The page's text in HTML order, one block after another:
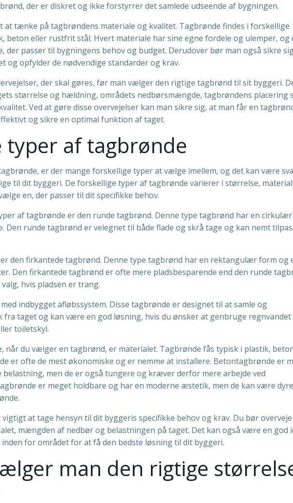
der er diskret og ikke forstyrrer det samlede udseende af bygningen.
at tænke på tagbrøndens materiale og kvalitet. Tagbrønde findes i forskellige
beton eller rustfrit stål. Hvert materiale har sine egne fordele og ulemper, og
der passer til bygningens behov og budget. Derudover bør man også sikre
og opfylder de nødvendige standarder og krav.
der skal gøres, før man vælger den rigtige tagbrønd til sit byggeri.
størrelse og hældning, områdets nedbørsmængde, tagbrøndens placering
Ved at gøre disse overvejelser kan man sikre sig, at man får en
og sikre en optimal funktion af taget.
typer af tagbrønde
er der mange forskellige typer at vælge imellem, og det kan være
til dit byggeri. De forskellige typer af tagbrønde varierer i størrelse,
en, der passer til dit specifikke behov.
af tagbrønde er den runde tagbrønd. Denne type tagbrønd har en
Den runde tagbrønd er velegnet til både flade og skrå tage og kan nemt
den firkantede tagbrønd. Denne type tagbrønd har en rektangulær form og
Den firkantede tagbrønd er ofte mere pladsbesparende end den runde
hvis pladsen er trang.
indbygget afløbssystem. Disse tagbrønde er designet til at samle og
taget og kan være en god løsning, hvis du ønsker at genbruge regnvandet
toiletskyl.
når du vælger en tagbrønd, er materialet. Tagbrønde fås typisk i plastik,
er ofte de mest økonomiske og er nemme at installere. Betontagbrønde er
men de er også tungere og kræver derfor mere arbejde ved
er meget holdbare og har en moderne æstetik, men de kan være
at tage hensyn til dit byggeris specifikke behov og krav. Du bør overveje
mængden af nedbør og belastningen på taget. Det kan også være en god
for området for at få den bedste løsning til dit byggeri.
man den rigtige